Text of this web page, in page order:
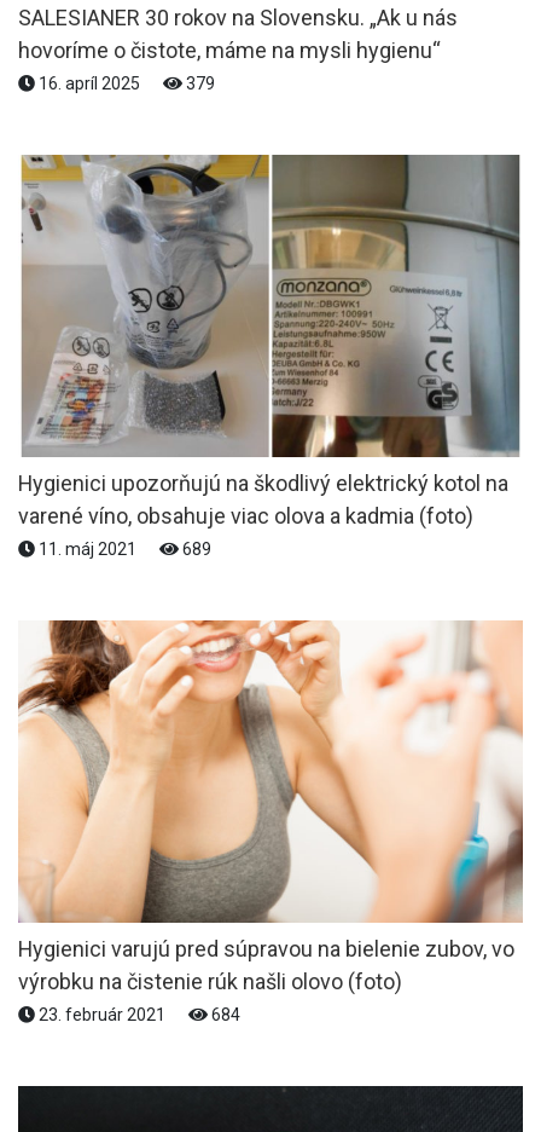
SALESIANER 30 rokov na Slovensku. „Ak u nás
hovoríme o čistote, máme na mysli hygienu“
16. apríl 2025 379
Hygienici upozorňujú na škodlivý elektrický kotol na
varené víno, obsahuje viac olova a kadmia (foto)
11. máj 2021 689
Hygienici varujú pred súpravou na bielenie zubov, vo
výrobku na čistenie rúk našli olovo (foto)
23. február 2021 684